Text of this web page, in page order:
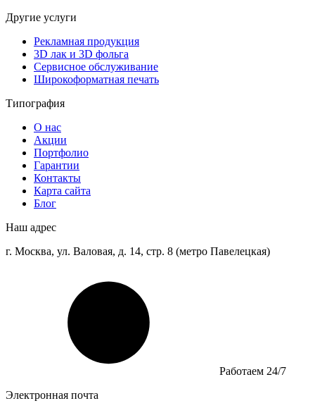
Другие услуги
Рекламная продукция
3D лак и 3D фольга
Сервисное обслуживание
Широкоформатная печать
Типография
О нас
Акции
Портфолио
Гарантии
Контакты
Карта сайта
Блог
Наш адрес
г. Москва, ул. Валовая, д. 14, стр. 8 (метро Павелецкая)
Работаем 24/7
Электронная почта